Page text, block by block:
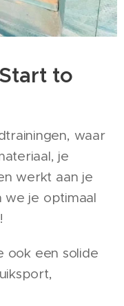
to
waar
je
werkt aan je
we je optimaal
ook een solide